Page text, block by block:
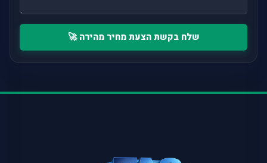
שלח בקשת הצעת מחיר מהירה 🚀